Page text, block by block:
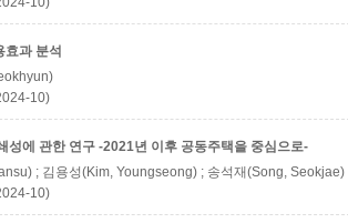
효과 분석
10)
성에 관한 연구 -2021년 이후 공동주택을 중심으로-
; 김용성(Kim, Youngseong) ; 송석재(Song, Seokjae)
10)